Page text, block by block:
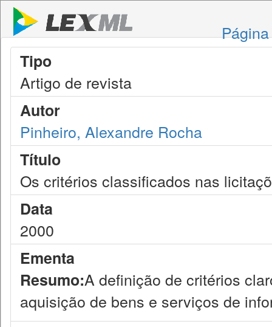
Tipo
Artigo de revista
Autor
Pinheiro, Alexandre Rocha
Título
Os critérios classificados nas
Data
2000
Ementa
Resumo:A definição de critérios
aquisição de bens e serviços de